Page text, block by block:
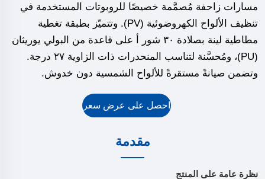
مسارات زاحفة مُصمَّمة خصيصًا للروبوتات المستخدمة في
تنظيف الألواح الكهروضوئية (PV). وتتميّز بطبقة تغطية
مطاطية لينة بصلادة ٣٠ شور أ على قاعدة من البولي يوريثان
(PU)، ومُحسَّنة لتناسب المنحدرات ذات الزاوية ٢٧ درجة.
وتضمن صيانةً مستقرةً للألواح الشمسية دون خدوش.
احصل على عرض سعر
مقدمة
نظرة عامة على المنتج